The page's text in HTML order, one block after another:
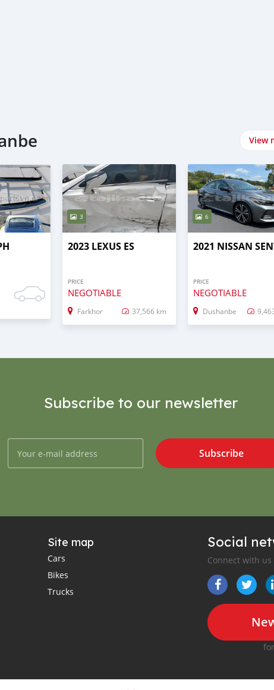
View
3
2023 LEXUS ES
PRICE
NEGOTIABLE
Farkhor 37,566 km
6
2021 NISSAN
PRICE
NEGOTIABLE
Dushanbe
Subscribe to our newsletter
Subscribe
Site map
Cars
Bikes
Trucks
Social
Connect with us